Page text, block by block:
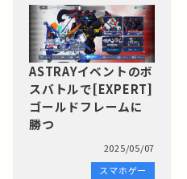
ASTRAYイベントのボ
スバトルで[EXPERT]
ゴールドフレームに
勝つ
2025/05/07
スマホゲー